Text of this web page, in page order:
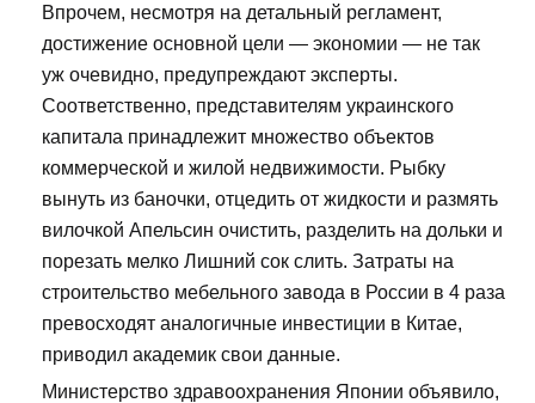
Впрочем, несмотря на детальный регламент,
достижение основной цели — экономии — не так
уж очевидно, предупреждают эксперты.
Соответственно, представителям украинского
капитала принадлежит множество объектов
коммерческой и жилой недвижимости. Рыбку
вынуть из баночки, отцедить от жидкости и размять
вилочкой Апельсин очистить, разделить на дольки и
порезать мелко Лишний сок слить. Затраты на
строительство мебельного завода в России в 4 раза
превосходят аналогичные инвестиции в Китае,
приводил академик свои данные.
Министерство здравоохранения Японии объявило,